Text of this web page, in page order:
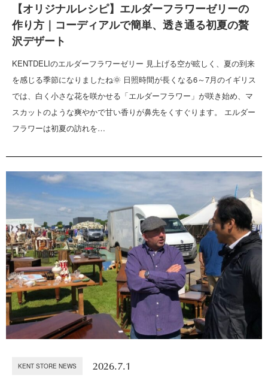
【オリジナルレシピ】エルダーフラワーゼリーの
作り方｜コーディアルで簡単、透き通る初夏の贅
沢デザート
KENTDELIのエルダーフラワーゼリー 見上げる空が眩しく、夏の到来
を感じる季節になりましたね🌞 日照時間が長くなる6～7月のイギリス
では、白く小さな花を咲かせる「エルダーフラワー」が咲き始め、マ
スカットのような爽やかで甘い香りが鼻先をくすぐります。 エルダー
フラワーは初夏の訪れを…
KENT STORE NEWS 2026.7.1